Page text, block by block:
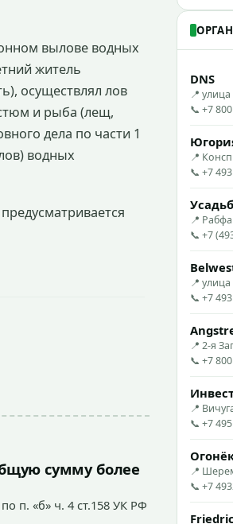
вылове водных
житель
осуществлял лов
и рыба (лещ,
дела по части 1
водных
сумму более
п. «б» ч. 4 ст.158 УК РФ
DNS
📍
📞 +7
📍
📞 +7
📍
📞 +7
📍
📞 +7
📍 2-я
📞 +7
📍
📞 +7
📍
📞 +7